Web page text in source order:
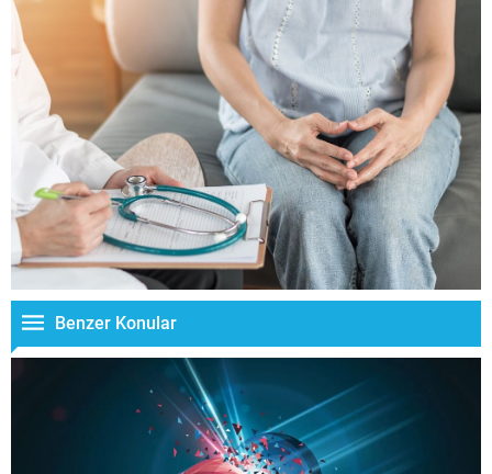
Benzer Konular